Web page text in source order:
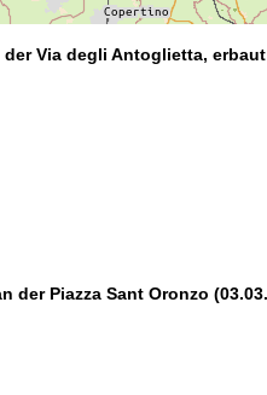
Via degli Antoglietta, erbaut
der Piazza Sant Oronzo